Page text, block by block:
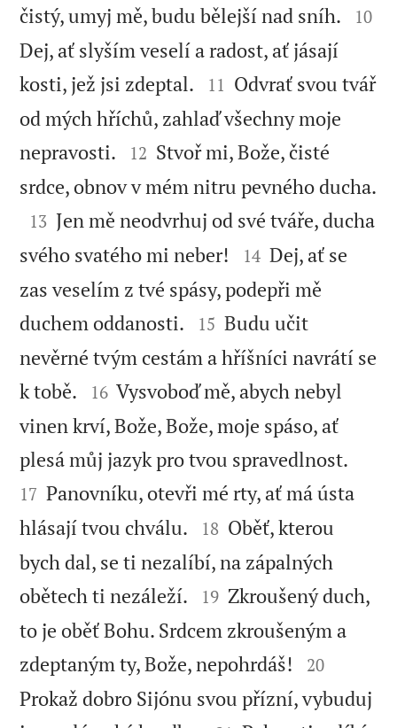
čistý, umyj mě, budu bělejší nad sníh.


10
Dej, ať slyším veselí a radost, ať jásají
kosti, jež jsi zdeptal.


11 Odvrať svou tvář
od mých hříchů, zahlaď všechny moje
nepravosti.


12 Stvoř mi, Bože, čisté
srdce, obnov v mém nitru pevného ducha.


13 Jen mě neodvrhuj od své tváře, ducha
svého svatého mi neber!


14 Dej, ať se
zas veselím z tvé spásy, podepři mě
duchem oddanosti.


15 Budu učit
nevěrné tvým cestám a hříšníci navrátí se
k tobě.


16 Vysvoboď mě, abych nebyl
vinen krví, Bože, Bože, moje spáso, ať
plesá můj jazyk pro tvou spravedlnost.
17 Panovníku, otevři mé rty, ať má ústa
hlásají tvou chválu.


18 Oběť, kterou
bych dal, se ti nezalíbí, na zápalných
obětech ti nezáleží.


19 Zkroušený duch,
to je oběť Bohu. Srdcem zkroušeným a
zdeptaným ty, Bože, nepohrdáš!


20
Prokaž dobro Sijónu svou přízní, vybuduj